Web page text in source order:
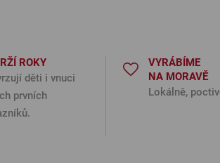
ROKY
děti i vnuci
prvních
VYRÁBÍME
NA MORAVĚ
Lokálně,